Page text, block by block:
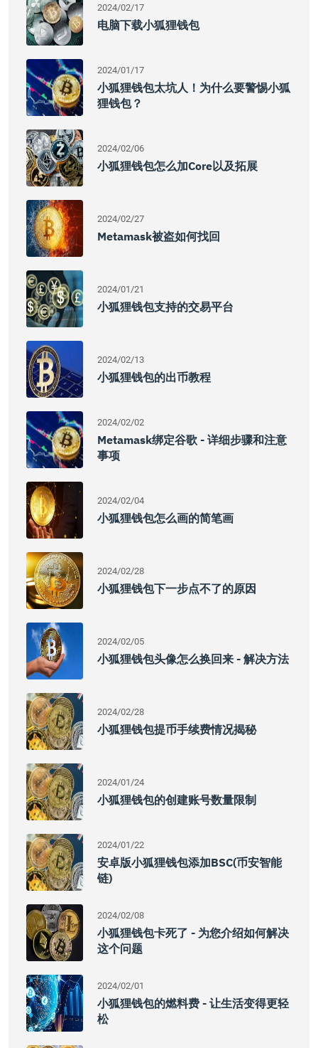
2024/02/17
电脑下载小狐狸钱包
2024/01/17
小狐狸钱包太坑人！为什么要警惕小狐
狸钱包？
2024/02/06
小狐狸钱包怎么加core以及拓展
2024/02/27
Metamask被盗如何找回
2024/01/21
小狐狸钱包支持的交易平台
2024/02/13
小狐狸钱包的出币教程
2024/02/02
Metamask绑定谷歌 - 详细步骤和注意
事项
2024/02/04
小狐狸钱包怎么画的简笔画
2024/02/28
小狐狸钱包下一步点不了的原因
2024/02/05
小狐狸钱包头像怎么换回来 - 解决方法
2024/02/28
小狐狸钱包提币手续费情况揭秘
2024/01/24
小狐狸钱包的创建账号数量限制
2024/01/22
安卓版小狐狸钱包添加BSC(币安智能
链)
2024/02/08
小狐狸钱包卡死了 - 为您介绍如何解决
这个问题
2024/02/01
小狐狸钱包的燃料费 - 让生活变得更轻
松